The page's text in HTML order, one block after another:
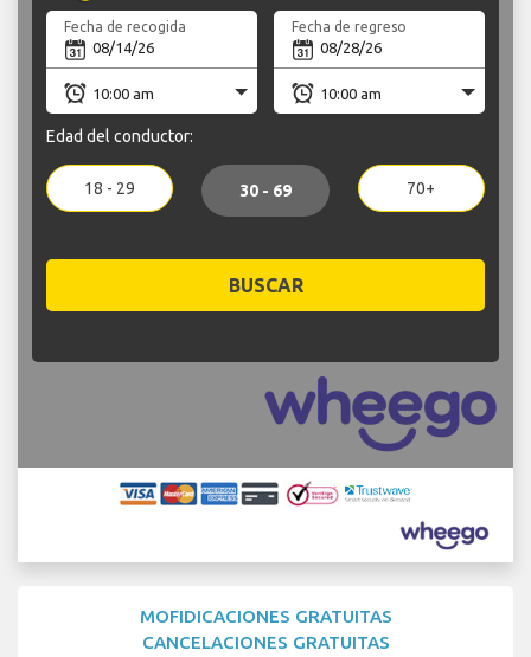
Fecha de recogida Fecha de regreso
Edad del conductor:
18 - 29 30 - 69 70+
BUSCAR
MOFIDICACIONES GRATUITAS
CANCELACIONES GRATUITAS